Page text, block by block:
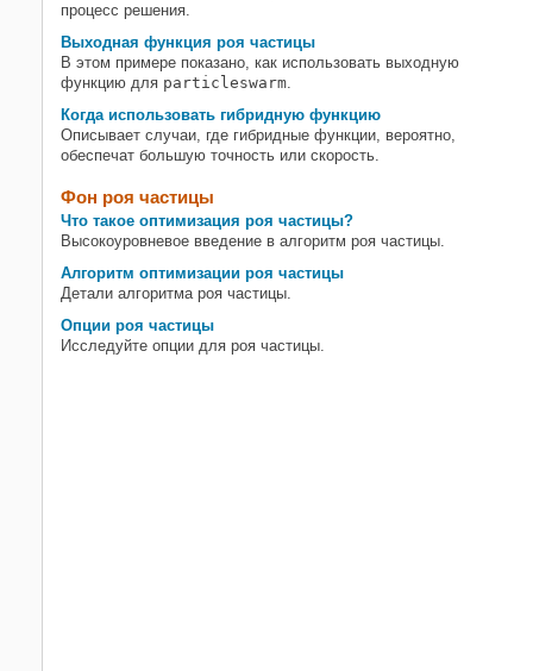
процесс решения.
Выходная функция роя частицы
В этом примере показано, как использовать выходную
функцию для particleswarm.
Когда использовать гибридную функцию
Описывает случаи, где гибридные функции, вероятно,
обеспечат большую точность или скорость.
Фон роя частицы
Что такое оптимизация роя частицы?
Высокоуровневое введение в алгоритм роя частицы.
Алгоритм оптимизации роя частицы
Детали алгоритма роя частицы.
Опции роя частицы
Исследуйте опции для роя частицы.